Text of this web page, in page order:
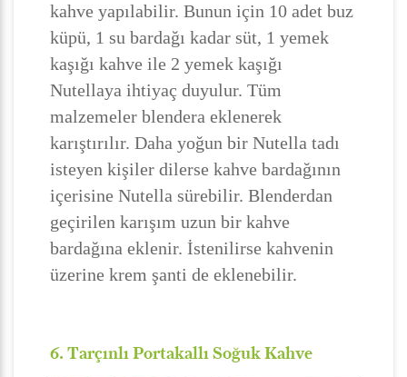
kahve yapılabilir. Bunun için 10 adet buz
küpü, 1 su bardağı kadar süt, 1 yemek
kaşığı kahve ile 2 yemek kaşığı
Nutellaya ihtiyaç duyulur. Tüm
malzemeler blendera eklenerek
karıştırılır. Daha yoğun bir Nutella tadı
isteyen kişiler dilerse kahve bardağının
içerisine Nutella sürebilir. Blenderdan
geçirilen karışım uzun bir kahve
bardağına eklenir. İstenilirse kahvenin
üzerine krem şanti de eklenebilir.
6. Tarçınlı Portakallı Soğuk Kahve